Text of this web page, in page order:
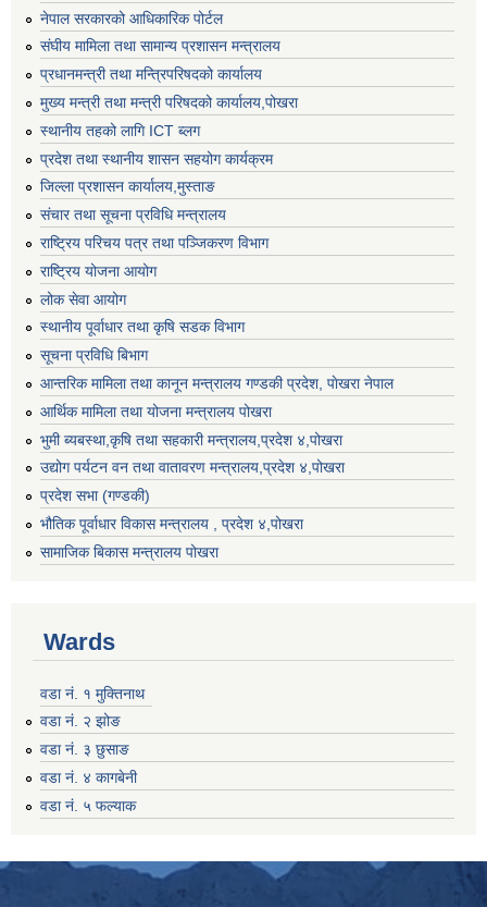
नेपाल सरकारको आधिकारिक पोर्टल
संघीय मामिला तथा सामान्य प्रशासन मन्त्रालय
प्रधानमन्त्री तथा मन्त्रिपरिषदको कार्यालय
मुख्य मन्त्री तथा मन्त्री परिषदको कार्यालय,पोखरा
स्थानीय तहको लागि ICT ब्लग
प्रदेश तथा स्थानीय शासन सहयोग कार्यक्रम
जिल्ला प्रशासन कार्यालय,मुस्ताङ
संचार तथा सूचना प्रविधि मन्त्रालय
राष्ट्रिय परिचय पत्र तथा पञ्जिकरण विभाग
राष्ट्रिय योजना आयोग
लोक सेवा आयोग
स्थानीय पूर्वाधार तथा कृषि सडक विभाग
सूचना प्रविधि बिभाग
आन्तरिक मामिला तथा कानून मन्त्रालय गण्डकी प्रदेश, पाेखरा नेपाल
आर्थिक मामिला तथा योजना मन्त्रालय पोखरा
भुमी ब्यबस्था,कृषि तथा सहकारी मन्त्रालय,प्रदेश ४,पोखरा
उद्योग पर्यटन वन तथा वातावरण मन्त्रालय,प्रदेश ४,पोखरा
प्रदेश सभा (गण्डकी)
भौतिक पूर्वाधार विकास मन्त्रालय , प्रदेश ४,पोखरा
सामाजिक बिकास मन्त्रालय पोखरा
Wards
वडा नं. १ मुक्तिनाथ
वडा नं. २ झोङ
वडा नं. ३ छुसाङ
वडा नं. ४ कागबेनी
वडा नं. ५ फल्याक